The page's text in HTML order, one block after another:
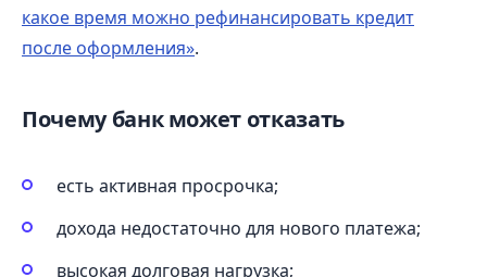
какое время можно рефинансировать кредит
после оформления».
Почему банк может отказать
есть активная просрочка;
дохода недостаточно для нового платежа;
высокая долговая нагрузка;